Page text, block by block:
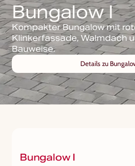
Bungalow I
Kompakter Bungalow mit
Klinkerfassade, Walmdach
Bauweise.
Details zu
Bungalow I